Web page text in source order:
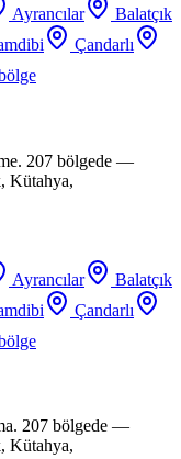
Ayrancılar
Balatçık
Çandarlı
207 bölgede —
Kütahya,
Ayrancılar
Balatçık
Çandarlı
207 bölgede —
Kütahya,